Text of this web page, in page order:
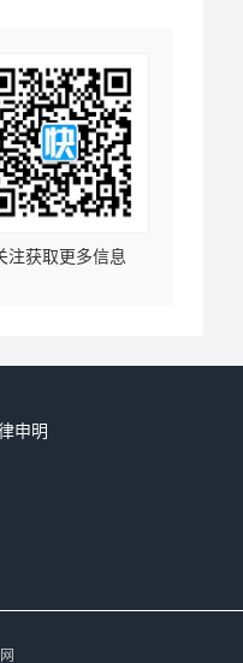
注获取更多信息
申明